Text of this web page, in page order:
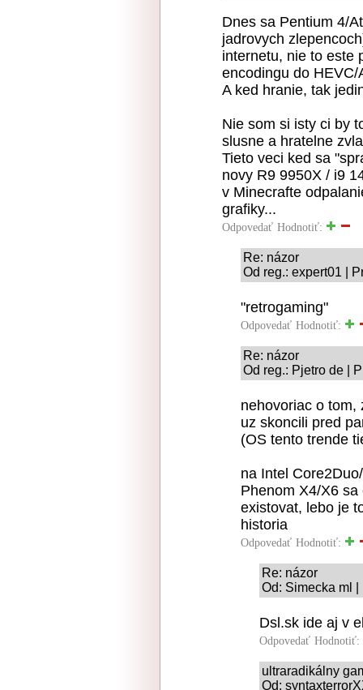
Dnes sa Pentium 4/
jadrovych
internetu, nie to este
encodingu do
A ked hranie, tak
Nie som si isty ci by
slusne a hratelne
Tieto veci ked sa
novy R9 9950X / i9
v Minecrafte
grafiky...
Odpovedať Hodnotiť:
Re: názor
Od reg.: expert01 |
"retrogaming"
Odpovedať Hodnotiť:
Re: názor
Od reg.: Pjetro de |
nehovoriac o tom,
uz skoncili pred
(OS tento trende
na Intel
Phenom X4/X6
existovat, lebo je
historia
Odpovedať Hodnotiť:
Re: názor
Od: Simecka ml
Dsl.sk ide aj v
Odpovedať Hodnotiť:
ultraradikálny
Od: